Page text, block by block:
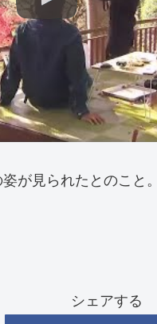
が見られたとのこと。
シェアする